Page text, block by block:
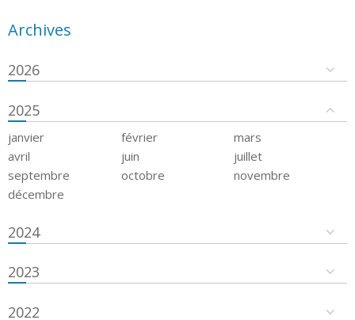
Archives
2026
2025
janvier février
mars
avril
juin
juillet
septembre
octobre
novembre
décembre
2024
2023
2022